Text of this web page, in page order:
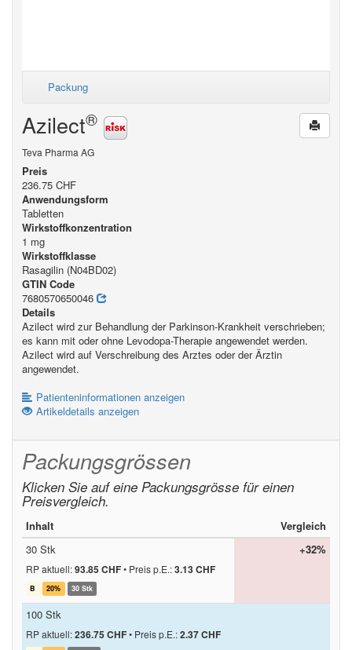
Packung
Azilect®
Teva Pharma AG
Preis
236.75 CHF
Anwendungsform
Tabletten
Wirkstoffkonzentration
1 mg
Wirkstoffklasse
Rasagilin (N04BD02)
GTIN Code
7680570650046
Details
Azilect wird zur Behandlung der Parkinson-Krankheit verschrieben;
es kann mit oder ohne Levodopa-Therapie angewendet werden.
Azilect wird auf Verschreibung des Arztes oder der Ärztin
angewendet.
Patienteninformationen anzeigen
Artikeldetails anzeigen
Packungsgrössen
Klicken Sie auf eine Packungsgrösse für einen
Preisvergleich.
Inhalt
Vergleich
30 Stk
RP aktuell:93.85 CHF• Preis p.E.:3.13 CHF
B 20% 30 Stk
+32%
100 Stk
RP aktuell:236.75 CHF• Preis p.E.:2.37 CHF